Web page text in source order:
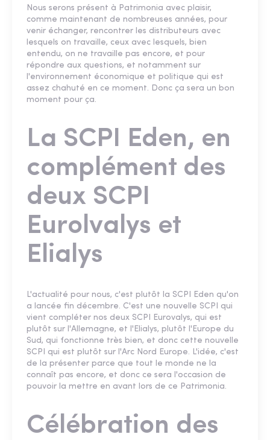
Nous serons présent à Patrimonia avec plaisir,
comme maintenant de nombreuses années, pour
venir échanger, rencontrer les distributeurs avec
lesquels on travaille, ceux avec lesquels, bien
entendu, on ne travaille pas encore, et pour
répondre aux questions, et notamment sur
l'environnement économique et politique qui est
assez chahuté en ce moment. Donc ça sera un bon
moment pour ça.
La SCPI Eden, en
complément des
deux SCPI
Eurolvalys et
Elialys
L'actualité pour nous, c'est plutôt la SCPI Eden qu'on
a lancée fin décembre. C'est une nouvelle SCPI qui
vient compléter nos deux SCPI Eurovalys, qui est
plutôt sur l'Allemagne, et l'Elialys, plutôt l'Europe du
Sud, qui fonctionne très bien, et donc cette nouvelle
SCPI qui est plutôt sur l'Arc Nord Europe. L'idée, c'est
de la présenter parce que tout le monde ne la
connaît pas encore, et donc ce sera l'occasion de
pouvoir la mettre en avant lors de ce Patrimonia.
Célébration des